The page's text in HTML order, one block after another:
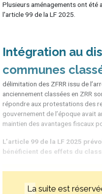
Plusieurs aménagements ont
l'article 99 de la LF 2025.
Intégration au
communes
délimitation des ZFRR issu de
anciennement classées en ZRR
répondre aux protestations des
gouvernement de l’époque avait
maintien des avantages fiscaux
L’article 99 de la LF 2025
bénéficient des effets du
La suite est